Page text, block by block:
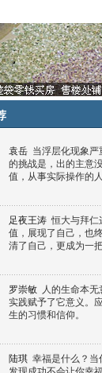
袁岳 当浮层化现象严
的挑战是，出的主意
值，从事实际操作的
足夜王涛 恒大与拜仁
值，展现了自己，也
清了自己，更成为一
罗崇敏 人的生命本
实践赋予了它意义。
生的习惯和信仰。
陆琪 幸福是什么？当